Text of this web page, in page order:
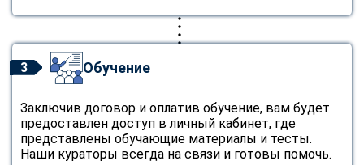
3 Обучение
Заключив договор и оплатив обучение, вам будет
предоставлен доступ в личный кабинет, где
представлены обучающие материалы и тесты.
Наши кураторы всегда на связи и готовы помочь.